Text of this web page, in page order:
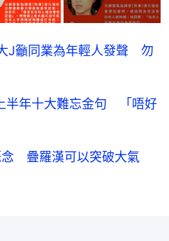
J籲同業為年輕人發聲 勿
半年十大難忘金句 「唔好
念 疊羅漢可以突破大氣